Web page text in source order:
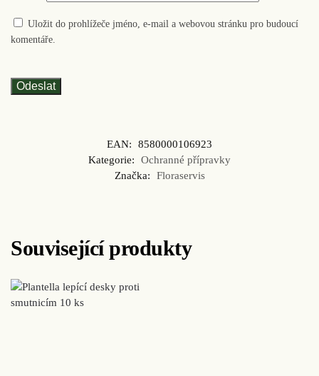
Uložit do prohlížeče jméno, e-mail a webovou stránku pro budoucí
komentáře.
EAN:
8580000106923
Kategorie:
Ochranné přípravky
Značka:
Floraservis
Související produkty